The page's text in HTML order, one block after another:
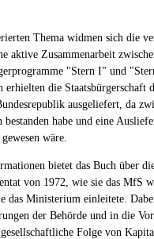
Thema widmen sich die
aktive Zusammenarbeit
"Stern I" und
erhielten die Staatsbürgerschaft
ausgeliefert, da
bestanden habe und eine
wäre.
bietet das Buch über
von 1972, wie sie das MfS
das Ministerium einleitete.
der Behörde und in die
Folge von